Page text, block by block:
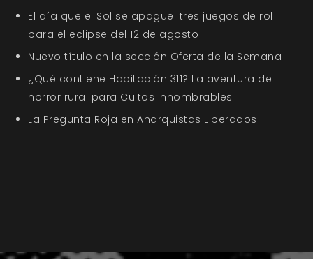
El día que el Sol se apague: tres juegos de rol
para el eclipse del 12 de agosto
Nuevo título en la sección Oferta de la Semana
¿Qué contiene Habitación 311? La aventura de
horror rural para Cultos Innombrables
La Pregunta Roja en Anarquistas Liberados